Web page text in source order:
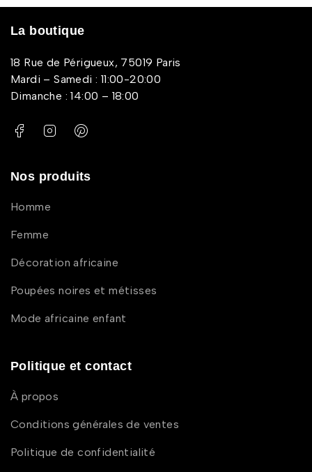
La boutique
18 Rue de Périgueux, 75019 Paris
Mardi – Samedi : 11:00-20:00
Dimanche : 14:00 – 18:00
Nos produits
Homme
Femme
Décoration africaine
Poupées noires et métisses
Mode africaine enfant
Politique et contact
À propos
Conditions générales de ventes
Politique de confidentialité